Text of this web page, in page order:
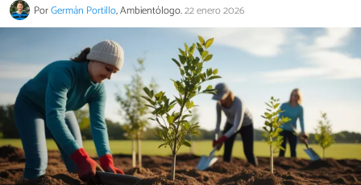
PorGermán Portillo, Ambientólogo.22 enero 2026